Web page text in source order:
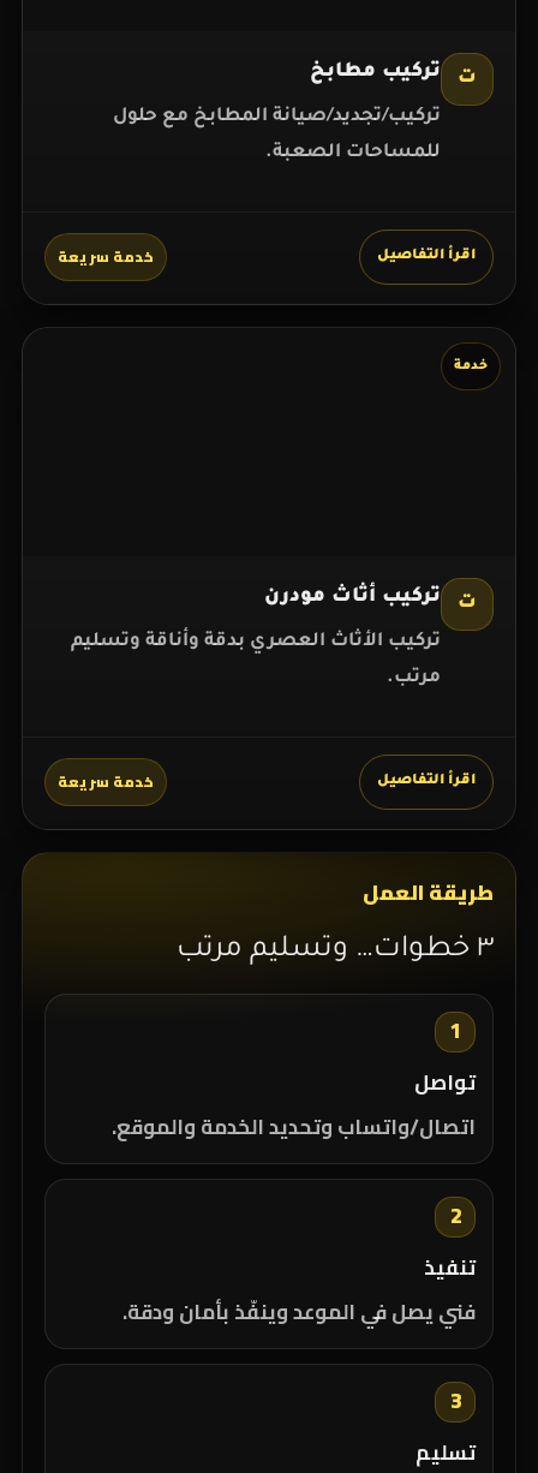
ت تركيب مطابخ
تركيب/تجديد/صيانة المطابخ مع حلول
للمساحات الصعبة.
اقرأ التفاصيل خدمة سريعة
خدمة
ت تركيب أثاث مودرن
تركيب الأثاث العصري بدقة وأناقة وتسليم
مرتب.
اقرأ التفاصيل خدمة سريعة
طريقة العمل
٣ خطوات… وتسليم مرتب
1
تواصل
اتصال/واتساب وتحديد الخدمة والموقع.
2
تنفيذ
فني يصل في الموعد وينفّذ بأمان ودقة.
3
تسليم